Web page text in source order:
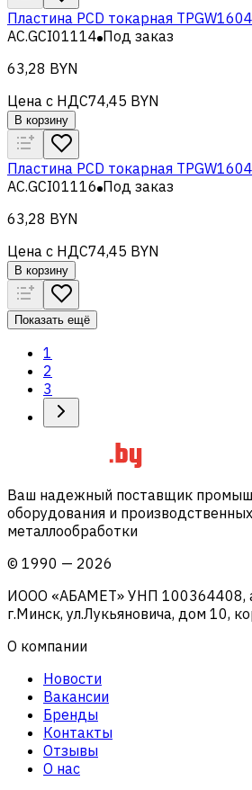
Пластина PCD токарная
AC.GCI01114 Под заказ
63,28 BYN
Цена с НДС74,45 BYN
В корзину
Пластина PCD токарная
AC.GCI01116 Под заказ
63,28 BYN
Цена с НДС74,45 BYN
В корзину
Показать ещё
1
2
3
Ваш надежный поставщик
оборудования и
металлообработки
© 1990 — 2026
ИООО «АБАМЕТ» УНП 100364408,
г.Минск, ул.Лукьяновича, дом 10,
О компании
Новости
Вакансии
Бренды
Контакты
Отзывы
О нас